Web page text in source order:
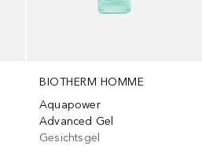
BIOTHERM HOMME
Aquapower
Advanced Gel
Gesichtsgel